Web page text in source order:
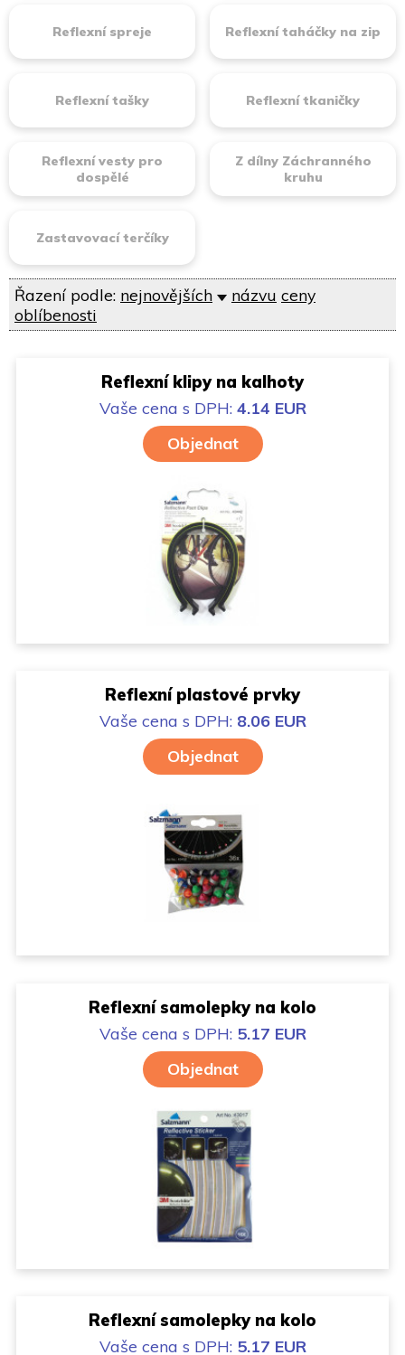
Reflexní spreje Reflexní taháčky na zip
Reflexní tašky Reflexní tkaničky
Reflexní vesty pro
dospělé
Z dílny Záchranného
kruhu
Zastavovací terčíky
Řazení podle: nejnovějších názvu ceny
oblíbenosti
Reflexní klipy na kalhoty
Vaše cena s DPH: 4.14 EUR
Objednat
Reflexní plastové prvky
Vaše cena s DPH: 8.06 EUR
Objednat
Reflexní samolepky na kolo
Vaše cena s DPH: 5.17 EUR
Objednat
Reflexní samolepky na kolo
Vaše cena s DPH: 5.17 EUR